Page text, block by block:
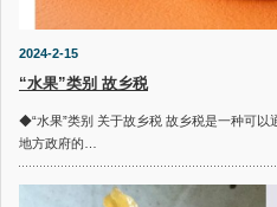
2024-2-15
“水果”类别 故乡税
◆“水果”类别 关于故乡税 故乡税是一种可以
地方政府的…